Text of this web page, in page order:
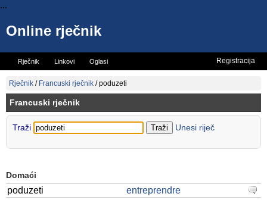
...
Online rječnik
Rječnik Linkovi Oglasi
Vicevi Mini rječnik
Registracija
Rječnik / Francuski rječnik /poduzeti
Francuski rječnik
Traži Unesi riječ
Domaći
poduzeti entreprendre